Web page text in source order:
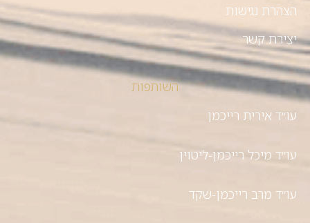
הצהרת נגישות
יצירת קשר
השותפות
עו״ד אירית רייכמן
עו״ד מיכל רייכמן-ליטוין
עו״ד מרב רייכמן-שקד